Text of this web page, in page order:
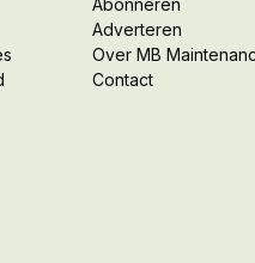
Abonneren
Adverteren
Over MB
Contact